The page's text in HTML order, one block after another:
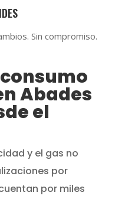
Sin compromiso.
Abades
el
y el gas no
por
por miles